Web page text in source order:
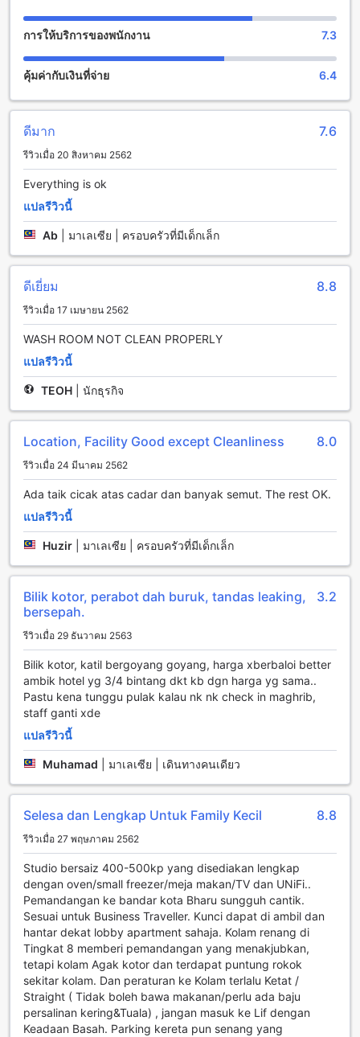
การให้บริการของพนักงาน 7.3
คุ้มค่ากับเงินที่จ่าย 6.4
ดีมาก 7.6
รีวิวเมื่อ 20 สิงหาคม 2562
Everything is ok
แปลรีวิวนี้
Ab มาเลเซีย | ครอบครัวที่มีเด็กเล็ก
ดีเยี่ยม 8.8
รีวิวเมื่อ 17 เมษายน 2562
WASH ROOM NOT CLEAN PROPERLY
แปลรีวิวนี้
TEOH นักธุรกิจ
Location, Facility Good except Cleanliness 8.0
รีวิวเมื่อ 24 มีนาคม 2562
Ada taik cicak atas cadar dan banyak semut. The rest OK.
แปลรีวิวนี้
Huzir มาเลเซีย | ครอบครัวที่มีเด็กเล็ก
Bilik kotor, perabot dah buruk, tandas leaking,
bersepah.
3.2
รีวิวเมื่อ 29 ธันวาคม 2563
Bilik kotor, katil bergoyang goyang, harga xberbaloi better
ambik hotel yg 3/4 bintang dkt kb dgn harga yg sama..
Pastu kena tunggu pulak kalau nk nk check in maghrib,
staff ganti xde
แปลรีวิวนี้
Muhamad มาเลเซีย | เดินทางคนเดียว
Selesa dan Lengkap Untuk Family Kecil 8.8
รีวิวเมื่อ 27 พฤษภาคม 2562
Studio bersaiz 400-500kp yang disediakan lengkap
dengan oven/small freezer/meja makan/TV dan UNiFi..
Pemandangan ke bandar kota Bharu sungguh cantik.
Sesuai untuk Business Traveller. Kunci dapat di ambil dan
hantar dekat lobby apartment sahaja. Kolam renang di
Tingkat 8 memberi pemandangan yang menakjubkan,
tetapi kolam Agak kotor dan terdapat puntung rokok
sekitar kolam. Dan peraturan ke Kolam terlalu Ketat /
Straight ( Tidak boleh bawa makanan/perlu ada baju
persalinan kering&Tuala) , jangan masuk ke Lif dengan
Keadaan Basah. Parking kereta pun senang yang